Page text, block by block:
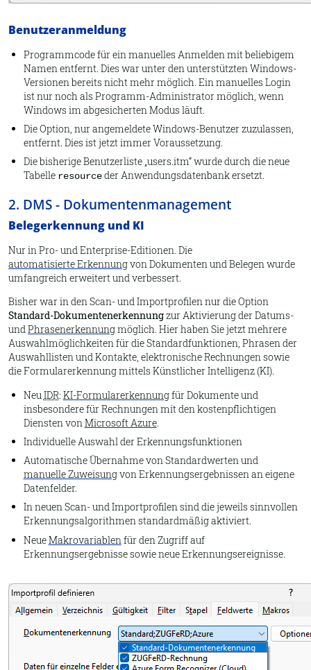
Benutzeranmeldung
Programmcode für ein manuelles Anmelden mit beliebigem
Namen entfernt. Dies war unter den unterstützten Windows-
Versionen bereits nicht mehr möglich. Ein manuelles Login
ist nur noch als Programm-Administrator möglich, wenn
Windows im abgesicherten Modus läuft.
Die Option, nur angemeldete Windows-Benutzer zuzulassen,
entfernt. Dies ist jetzt immer Voraussetzung.
Die bisherige Benutzerliste „users.itm“ wurde durch die neue
Tabelle resourceder Anwendungsdatenbank ersetzt.
2. DMS - Dokumentenmanagement
Belegerkennung und KI
Nur in Pro- und Enterprise-Editionen. Die
automatisierte Erkennungvon Dokumenten und Belegen wurde
umfangreich erweitert und verbessert.
Bisher war in den Scan- und Importprofilen nur die Option
Standard-Dokumentenerkennungzur Aktivierung der Datums-
undPhrasenerkennungmöglich. Hier haben Sie jetzt mehrere
Auswahlmöglichkeiten für die Standardfunktionen, Phrasen der
Auswahllisten und Kontakte, elektronische Rechnungen sowie
die Formularerkennung mittels Künstlicher Intelligenz (KI).
Neu IDR: KI-Formularerkennungfür Dokumente und
insbesondere für Rechnungen mit den kostenpflichtigen
Diensten von Microsoft Azure.
Individuelle Auswahl der Erkennungsfunktionen
Automatische Übernahme von Standardwerten und
manuelle Zuweisungvon Erkennungsergebnissen an eigene
Datenfelder.
In neuen Scan- und Importprofilen sind die jeweils sinnvollen
Erkennungsalgorithmen standardmäßig aktiviert.
NeueMakrovariablen für den Zugriff auf
Erkennungsergebnisse sowie neue Erkennungsereignisse.